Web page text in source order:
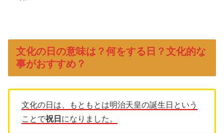
文化の日の意味は？何をする日？文化的な
事がおすすめ？
文化の日は、もともとは明治天皇の誕生日という
ことで祝日 になりました。